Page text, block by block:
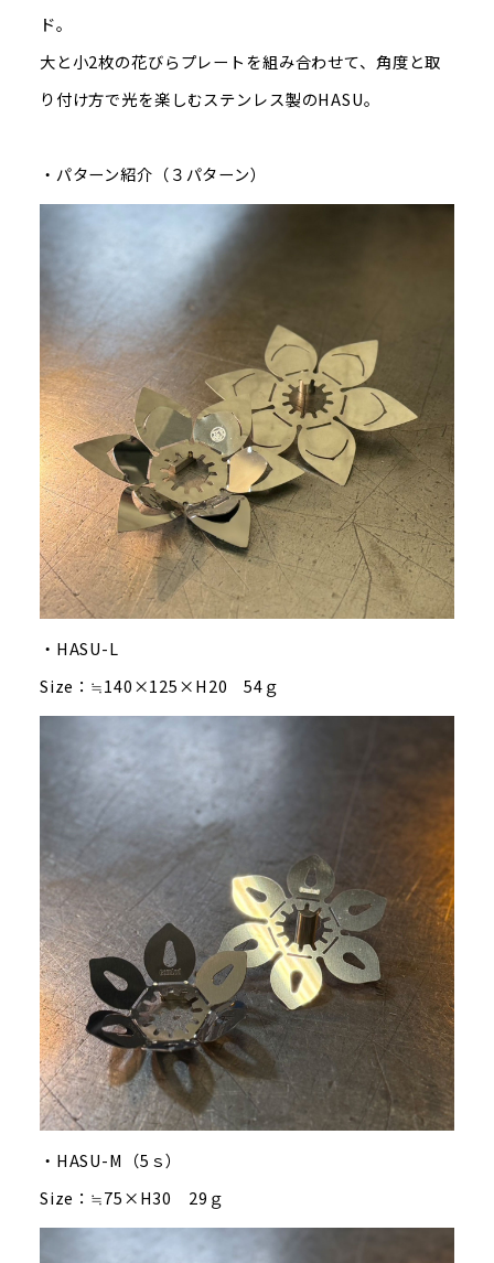
ド。
大と小2枚の花びらプレートを組み合わせて、角度と取
り付け方で光を楽しむステンレス製のHASU。
・パターン紹介（３パターン）
・HASU-L
Size：≒140×125×H20 54ｇ
・HASU-M（5ｓ）
Size：≒75×H30 29ｇ